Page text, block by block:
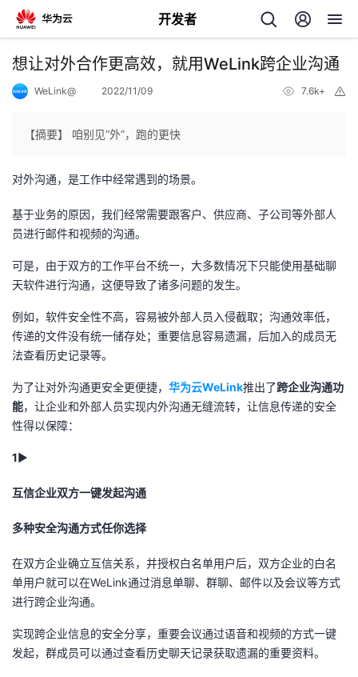
开发者
返
人
主
页
我
的
开
发
者
我
博
的
坛
我
圈
的
播
我
活
的
我
想让对外合作更高效，就用WeLink跨企业沟通
WeLink@ 2022/11/09 7.6k+
【摘要】 咱别见“外”，跑的更快
对外沟通，是工作中经常遇到的场景。
基于业务的原因，我们经常需要跟客户、供应商、子公司等外部人
员进行邮件和视频的沟通。
可是，由于双方的工作平台不统一，大多数情况下只能使用基础聊
天软件进行沟通，这便导致了诸多问题的发生。
例如，软件安全性不高，容易被外部人员入侵截取；沟通效率低，
传递的文件没有统一储存处；重要信息容易遗漏，后加入的成员无
法查看历史记录等。
为了让对外沟通更安全更便捷， 华为云WeLink推出了跨企业沟通功
能，让企业和外部人员实现内外沟通无缝流转，让信息传递的安全
性得以保障：
1►
互信企业双方一键发起沟通
多种安全沟通方式任你选择
在双方企业确立互信关系，并授权白名单用户后，双方企业的白名
单用户就可以在WeLink通过消息单聊、群聊、邮件以及会议等方式
进行跨企业沟通。
实现跨企业信息的安全分享，重要会议通过语音和视频的方式一键
发起，群成员可以通过查看历史聊天记录获取遗漏的重要资料。